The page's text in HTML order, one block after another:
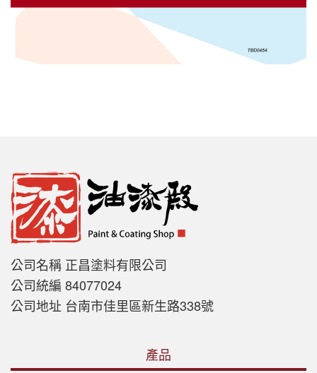
公司名稱 正昌塗料有限公司
公司統編 84077024
公司地址 台南市佳里區新生路338號
產品